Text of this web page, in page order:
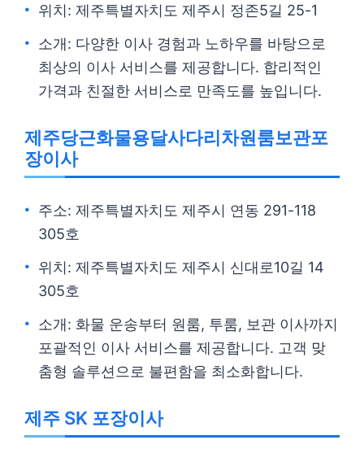
위치: 제주특별자치도 제주시 정존5길 25-1
소개: 다양한 이사 경험과 노하우를 바탕으로
최상의 이사 서비스를 제공합니다. 합리적인
가격과 친절한 서비스로 만족도를 높입니다.
제주당근화물용달사다리차원룸보관포
장이사
주소: 제주특별자치도 제주시 연동 291-118
305호
위치: 제주특별자치도 제주시 신대로10길 14
305호
소개: 화물 운송부터 원룸, 투룸, 보관 이사까지
포괄적인 이사 서비스를 제공합니다. 고객 맞
춤형 솔루션으로 불편함을 최소화합니다.
제주 SK 포장이사